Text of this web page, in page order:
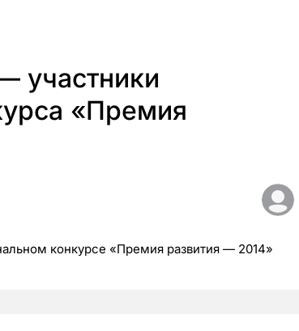
участники
«Премия
конкурсе «Премия развития — 2014»